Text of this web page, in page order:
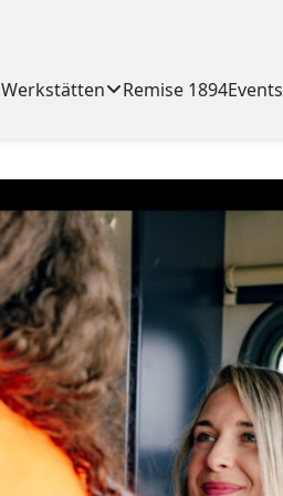
Werkstätten Remise 1894Events